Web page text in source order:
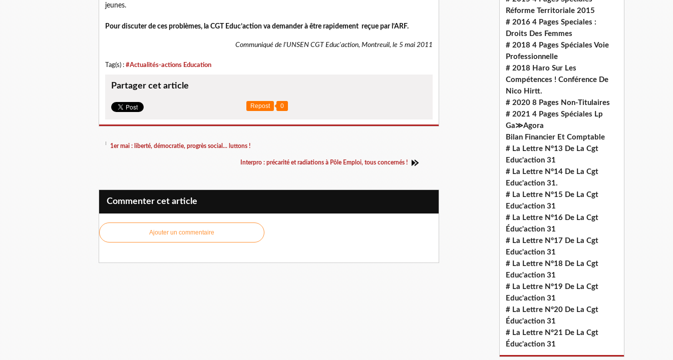
jeunes.
Pour discuter de ces problèmes, la CGT Educ’action va demander à être rapidement reçue par l’ARF.
Communiqué de l'UNSEN CGT Educ'action, Montreuil, le 5 mai 2011
Tag(s) : #Actualités-actions Education
Partager cet article
Repost 0
1er mai : liberté, démocratie, progrès social... luttons !
Interpro : précarité et radiations à Pôle Emploi, tous concernés !
Commenter cet article
Ajouter un commentaire
Réforme Territoriale 2015
# 2016 4 Pages Speciales :
Droits Des Femmes
# 2018 4 Pages Spéciales Voie
Professionnelle
# 2018 Haro Sur Les
Compétences ! Conférence De
Nico Hirtt.
# 2020 8 Pages Non-Titulaires
# 2021 4 Pages Spéciales Lp
Ga≫Agora
Bilan Financier Et Comptable
# La Lettre N°13 De La Cgt
Educ'action 31
# La Lettre N°14 De La Cgt
Educ'action 31.
# La Lettre N°15 De La Cgt
Educ'action 31
# La Lettre N°16 De La Cgt
Éduc'action 31
# La Lettre N°17 De La Cgt
Educ'action 31
# La Lettre N°18 De La Cgt
Educ'action 31
# La Lettre N°19 De La Cgt
Educ'action 31
# La Lettre N°20 De La Cgt
Éduc'action 31
# La Lettre N°21 De La Cgt
Éduc'action 31